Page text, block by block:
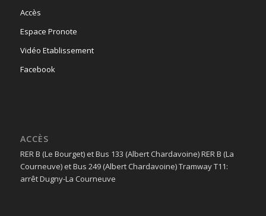
Accès
Espace Pronote
Vidéo Etablissement
Facebook
ACCÈS
RER B (Le Bourget) et Bus 133 (Albert Chardavoine) RER B (La
Courneuve) et Bus 249 (Albert Chardavoine) Tramway T11:
arrêt Dugny-La Courneuve